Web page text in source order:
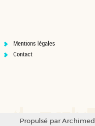
Mentions légales
Contact
Propulsé parArchimed